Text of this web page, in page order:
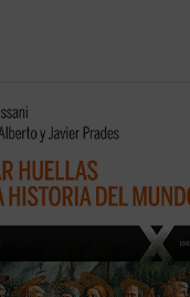
de bóveda del presente libro es
del sentido profundo
e imprevisible: el anuncio de
se ha hecho hombre en